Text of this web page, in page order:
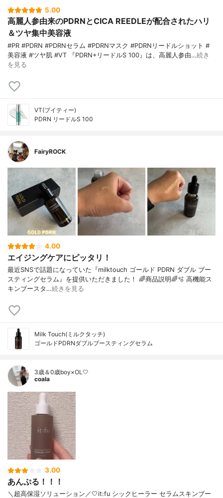
5.00
高麗人参由来のPDRNとCICA REEDLEが配合されたハリ
＆ツヤ集中美容液
#PR #PDRN #PDRNセラム #PDRNマスク #PDRNリードルショット #
美容液 #ツヤ肌 #VT 『PDRN+リードルS 100』は、高麗人参由…続き
を見る
VT(ブイティー)
PDRN リードルS 100
FairyROCK
4.00
エイジングケアにピッタリ！
最近SNSで話題になっていた『milktouch ゴールド PDRN ダブル ブー
スティングセラム』を提供いただきました！ 🌈商品説明🌈🫧 高機能ス
キンブースタ…続きを見る
Milk Touch(ミルクタッチ)
ゴールドPDRNダブルブースティングセラム
3歳＆0歳boy×OL🤍
coala
3.00
あんぷる！！！
＼超高保湿ソリューション／🤍it:fu シックヒーラー セラムスキンブー